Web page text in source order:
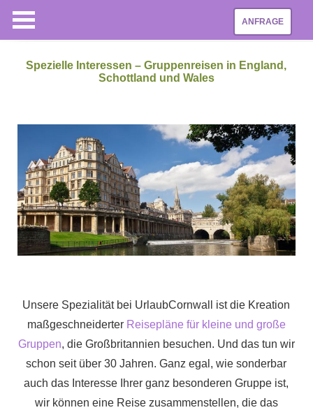
ANFRAGE
Spezielle Interessen – Gruppenreisen in England,
Schottland und Wales
Unsere Spezialität bei UrlaubCornwall ist die Kreation
maßgeschneiderter Reisepläne für kleine und große
Gruppen, die Großbritannien besuchen. Und das tun wir
schon seit über 30 Jahren. Ganz egal, wie sonderbar
auch das Interesse Ihrer ganz besonderen Gruppe ist,
wir können eine Reise zusammenstellen, die das